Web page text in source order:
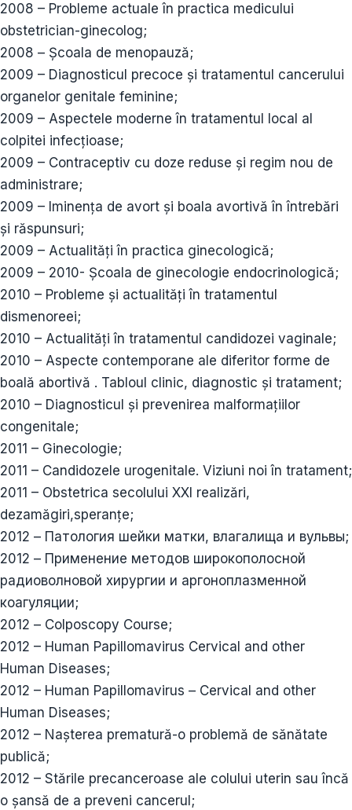
2008 – Probleme actuale în practica medicului
obstetrician-ginecolog;
2008 – Școala de menopauză;
2009 – Diagnosticul precoce și tratamentul cancerului
organelor genitale feminine;
2009 – Aspectele moderne în tratamentul local al
colpitei infecțioase;
2009 – Contraceptiv cu doze reduse și regim nou de
administrare;
2009 – Iminența de avort și boala avortivă în întrebări
și răspunsuri;
2009 – Actualități în practica ginecologică;
2009 – 2010- Școala de ginecologie endocrinologică;
2010 – Probleme și actualități în tratamentul
dismenoreei;
2010 – Actualități în tratamentul candidozei vaginale;
2010 – Aspecte contemporane ale diferitor forme de
boală abortivă . Tabloul clinic, diagnostic și tratament;
2010 – Diagnosticul și prevenirea malformațiilor
congenitale;
2011 – Ginecologie;
2011 – Candidozele urogenitale. Viziuni noi în tratament;
2011 – Obstetrica secolului XXI realizări,
dezamăgiri,speranțe;
2012 – Патология шейки матки, влагалища и вульвы;
2012 – Применение методов широкополосной
радиоволновой хирургии и аргоноплазменной
коагуляции;
2012 – Colposcopy Course;
2012 – Human Papillomavirus Cervical and other
Human Diseases;
2012 – Human Papillomavirus – Cervical and other
Human Diseases;
2012 – Nașterea prematură-o problemă de sănătate
publică;
2012 – Stările precanceroase ale colului uterin sau încă
o șansă de a preveni cancerul;